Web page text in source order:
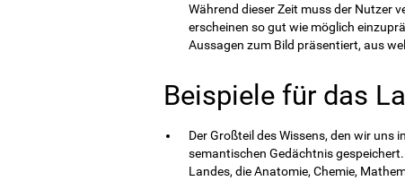
Während dieser Zeit muss der Nutzer
erscheinen so gut wie möglich
Aussagen zum Bild präsentiert, aus
Beispiele für das
Der Großteil des Wissens, den wir uns
semantischen Gedächtnis
Landes, die Anatomie, Chemie,